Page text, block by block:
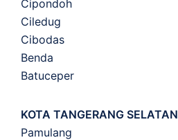
Cipondoh
Ciledug
Cibodas
Benda
Batuceper
KOTA TANGERANG SELATAN
Pamulang